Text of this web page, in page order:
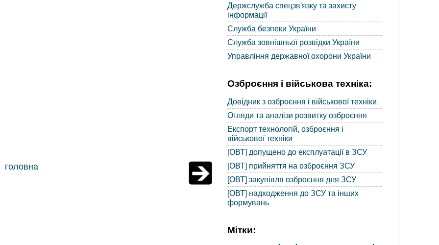
головна
Держслужба спецзв'язку та захисту
інформації
Служба безпеки України
Служба зовнішньої розвідки України
Управління державної охорони України
Озброєння і військова техніка:
Довідник з озброєння і військової техніки
Огляди та аналізи розвитку озброєння
Експорт технологій, озброєння і
військової техніки
[ОВТ] допущено до експлуатації в ЗСУ
[ОВТ] прийняття на озброєння ЗСУ
[ОВТ] закупівля озброєння для ЗСУ
[ОВТ] надходження до ЗСУ та інших
формувань
Мітки: